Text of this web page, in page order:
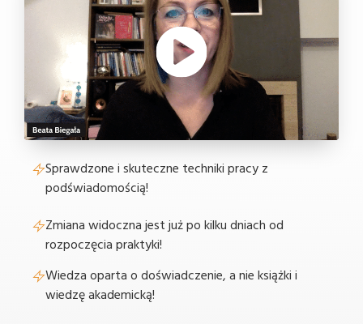
Sprawdzone i skuteczne techniki pracy z
podświadomością!
Zmiana widoczna jest już po kilku dniach od
rozpoczęcia praktyki!
Wiedza oparta o doświadczenie, a nie książki i
wiedzę akademicką!